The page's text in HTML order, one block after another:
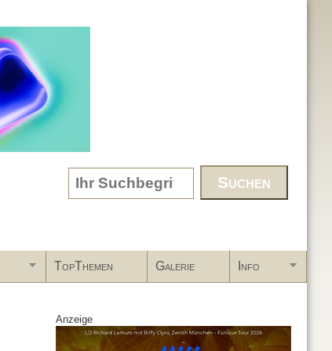
Search form
TopThemen Galerie Info
Anzeige